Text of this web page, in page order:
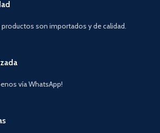
productos son importados y de calidad.
vía WhatsApp!